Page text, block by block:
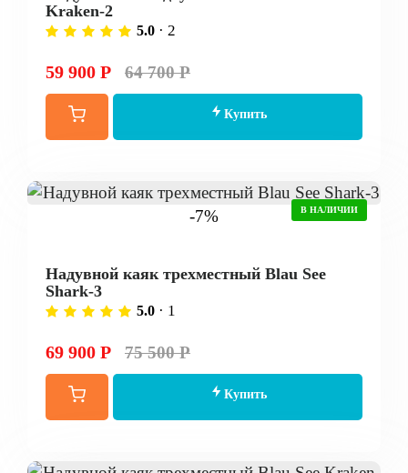
Kraken-2
5.0 · 2
59 900 Р 64 700 Р
Купить
-7% В НАЛИЧИИ
Надувной каяк трехместный Blau See
Shark-3
5.0 · 1
69 900 Р 75 500 Р
Купить